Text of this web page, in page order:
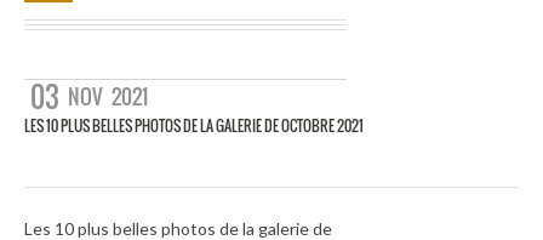
03 NOV 2021
LES 10 PLUS BELLES PHOTOS DE LA GALERIE DE OCTOBRE 2021
Les 10 plus belles photos de la galerie de